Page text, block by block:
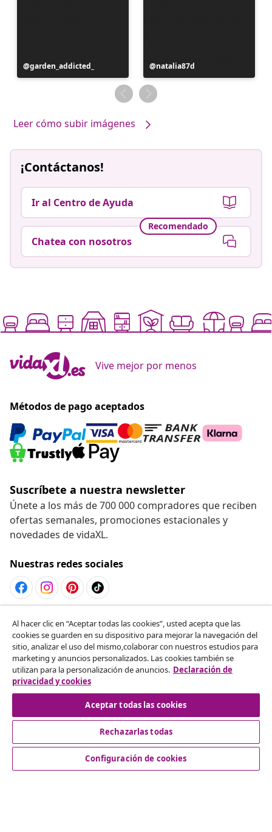
Publicación
realizada
garden_addicted_
Publicación
realizada
por
natalia87d
Leer cómo subir imágenes
¡Contáctanos!
Ir al Centro de Ayuda
Recomendado
Chatea con nosotros
Vive mejor por menos
Métodos de pago aceptados
Suscríbete a nuestra newsletter
Únete a los más de 700 000 compradores que reciben
ofertas semanales, promociones estacionales y
novedades de vidaXL.
Nuestras redes sociales
Desistir del contrato
Solicita la cancelación de tu pedido.
Desistir del contrato
Servicio al Cliente
Al hacer clic en “Aceptar todas las cookies”, usted acepta que las
cookies se guarden en su dispositivo para mejorar la navegación del
sitio, analizar el uso del mismo,colaborar con nuestros estudios para
marketing y anuncios personalizados. Las cookies también se
utilizan para la personalización de anuncios. Declaración de
privacidad y cookies
Aceptar todas las cookies
Rechazarlas todas
Configuración de cookies